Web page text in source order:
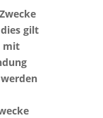
gilt
mit